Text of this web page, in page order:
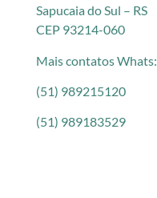
Sapucaia do Sul – RS
CEP 93214-060
Mais contatos Whats:
(51) 989215120
(51) 989183529